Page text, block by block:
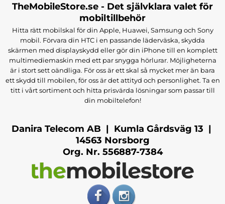
TheMobileStore.se - Det självklara valet för
mobiltillbehör
Hitta rätt mobilskal för din Apple, Huawei, Samsung och Sony
mobil. Förvara din HTC i en passande läderväska, skydda
skärmen med displayskydd eller gör din iPhone till en komplett
multimediemaskin med ett par snygga hörlurar. Möjligheterna
är i stort sett oändliga. För oss är ett skal så mycket mer än bara
ett skydd till mobilen, för oss är det attityd och personlighet. Ta en
titt i vårt sortiment och hitta prisvärda lösningar som passar till
din mobiltelefon!
Danira Telecom AB | Kumla Gårdsväg 13 |
14563 Norsborg
Org. Nr. 556887-7384